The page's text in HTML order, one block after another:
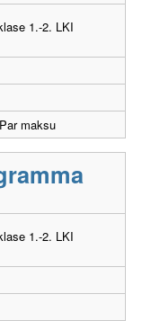
1.-2. LKI
Par maksu
1.-2. LKI